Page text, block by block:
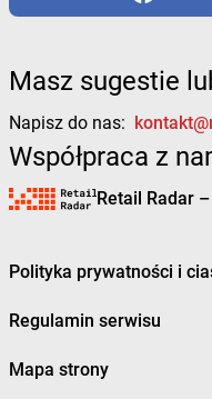
Masz sugestie
Napisz do nas:
Współpraca z
Retail Radar
Polityka prywatności i
Regulamin serwisu
Mapa strony